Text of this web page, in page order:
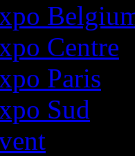
Centre
Paris
Sud